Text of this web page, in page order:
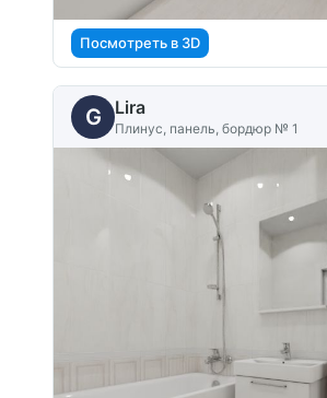
Посмотреть в 3D
G Lira
Плинус, панель, бордюр № 1